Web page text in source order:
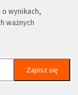
wynikach,
ważnych
Zapisz się